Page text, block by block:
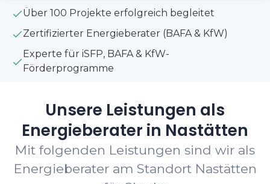
Über 100 Projekte erfolgreich begleitet
Zertifizierter Energieberater (BAFA & KfW)
Experte für iSFP, BAFA & KfW-
Förderprogramme
Unsere Leistungen als
Energieberater in Nastätten
Mit folgenden Leistungen sind wir als
Energieberater am Standort Nastätten